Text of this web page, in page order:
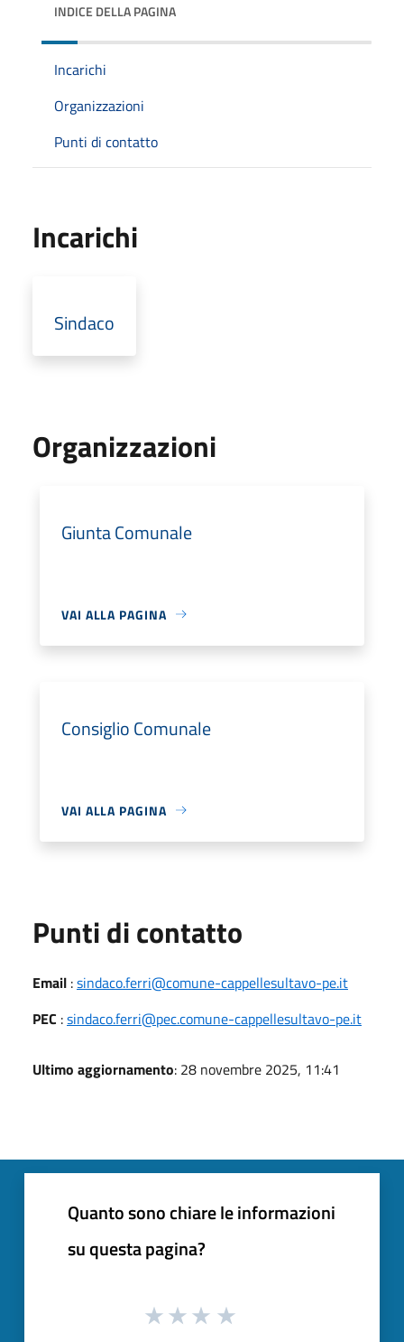
INDICE DELLA PAGINA
Incarichi
Organizzazioni
Punti di contatto
Incarichi
Sindaco
Organizzazioni
Giunta Comunale
VAI ALLA PAGINA
Consiglio Comunale
VAI ALLA PAGINA
Punti di contatto
Email :sindaco.ferri@comune-cappellesultavo-pe.it
PEC :sindaco.ferri@pec.comune-cappellesultavo-pe.it
Ultimo aggiornamento: 28 novembre 2025, 11:41
Quanto sono chiare le informazioni
su questa pagina?